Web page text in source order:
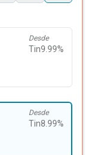
Desde
Tin9.99%
Desde
Tin8.99%